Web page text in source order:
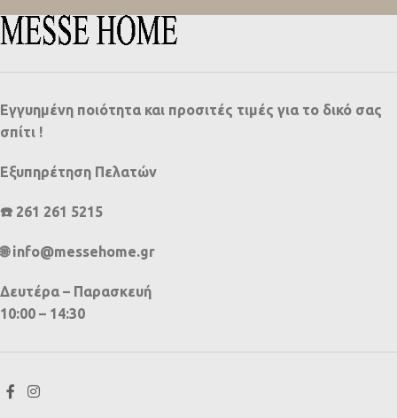
Εγγυημένη ποιότητα και προσιτές τιμές για το δικό σας
σπίτι !
Εξυπηρέτηση Πελατών
☎️ 261 261 5215
🌐 info@messehome.gr
Δευτέρα – Παρασκευή
10:00 – 14:30